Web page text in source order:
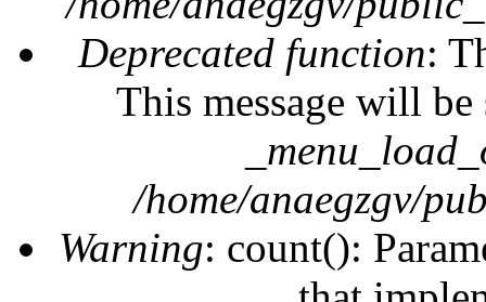
Deprecated function:
This message will
/home/anaegzgv/
Warning: count():